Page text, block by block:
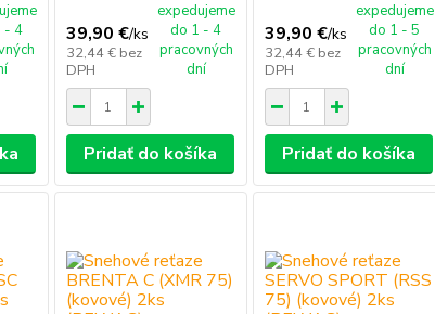
- 4
39,90 €/ks
32,44 € bez
DPH
expedujeme
do 1 - 4
pracovných
dní
Pridať do košíka
39,90 €/ks
32,44 € bez
DPH
expedujeme
do 1 - 5
pracovných
dní
Pridať do košíka